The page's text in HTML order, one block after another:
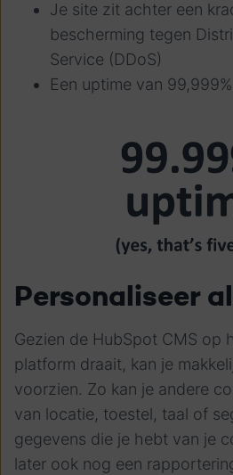
Je site zit achter een
bescherming tegen
Service (DDoS)
Een uptime van 99,999%
Personaliseer
Gezien de HubSpot CMS op
platform draait, kan je
voorzien. Zo kan je andere
van locatie, toestel, taal of
gegevens die je hebt van je
later ook nog een